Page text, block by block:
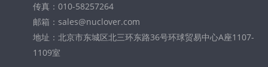
传真：010-58257264
邮箱：sales@nuclover.com
地址：北京市东城区北三环东路36号环球贸易中心A座1107-
1109室